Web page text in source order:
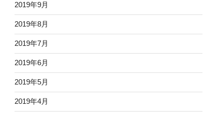
2019年9月
2019年8月
2019年7月
2019年6月
2019年5月
2019年4月